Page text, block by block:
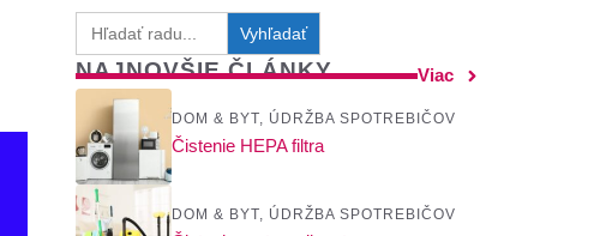
for:
NAJNOVŠIE ČLÁNKY Viac
DOM & BYT, ÚDRŽBA SPOTREBIČOV
Čistenie HEPA filtra
DOM & BYT, ÚDRŽBA SPOTREBIČOV